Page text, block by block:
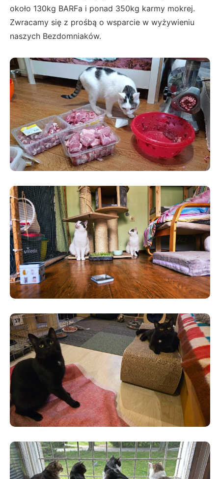
około 130kg BARFa i ponad 350kg karmy mokrej.
Zwracamy się z prośbą o wsparcie w wyżywieniu
naszych Bezdomniaków.